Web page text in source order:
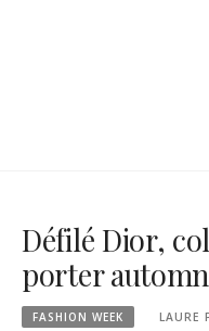
Défilé Dior,
porter
FASHION WEEK LAURE